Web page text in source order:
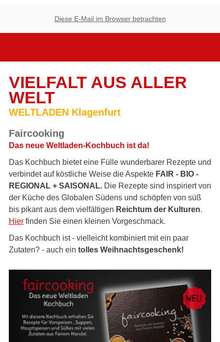
Diese E-Mail im Browser betrachten
VIELFALT AUS ALLER
WELT
WELTLADEN Klagenfurt
Faircooking
Das neue Weltladen-Kochbuch ist da!
Das Kochbuch bietet eine Fülle wunderbarer Rezepte und
verbindet auf köstliche Weise die Aspekte FAIR - BIO -
REGIONAL + SAISONAL. Die Rezepte sind inspiriert von
der Küche des Globalen Südens und schöpfen von süß
bis pikant aus dem vielfältigen Reichtum der Kulturen.
Hier finden Sie einen kleinen Vorgeschmack.
Das Kochbuch ist - vielleicht kombiniert mit ein paar
Zutaten? - auch ein tolles Weihnachtsgeschenk!